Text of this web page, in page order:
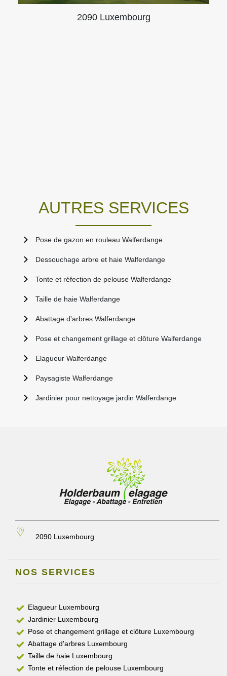
2090 Luxembourg
AUTRES SERVICES
Pose de gazon en rouleau Walferdange
Dessouchage arbre et haie Walferdange
Tonte et réfection de pelouse Walferdange
Taille de haie Walferdange
Abattage d'arbres Walferdange
Pose et changement grillage et clôture Walferdange
Elagueur Walferdange
Paysagiste Walferdange
Jardinier pour nettoyage jardin Walferdange
2090 Luxembourg
NOS SERVICES
Elagueur Luxembourg
Jardinier Luxembourg
Pose et changement grillage et clôture Luxembourg
Abattage d'arbres Luxembourg
Taille de haie Luxembourg
Tonte et réfection de pelouse Luxembourg